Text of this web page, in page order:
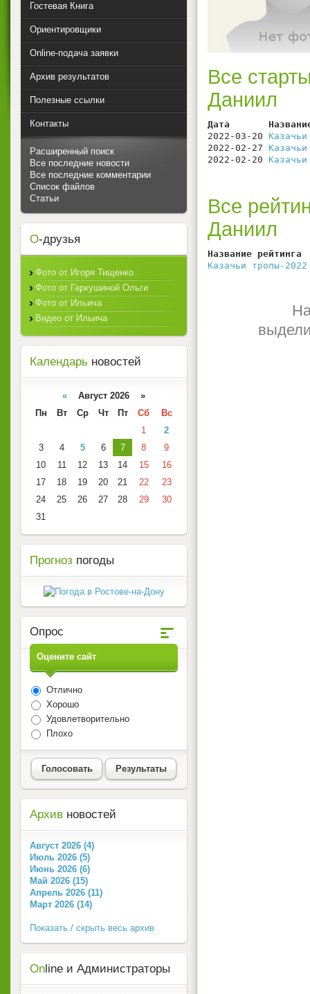
Все
Даниил
Дата
2022-03-20
2022-02-27
2022-02-20
Все
Даниил
Название
Казачьи тропы-2022
Гостевая Книга
Ориентировщики
Online-подача заявки
Архив результатов
Полезные ссылки
Контакты
Расширенный поиск
Все последние новости
Все последние комментарии
Список файлов
Статьи
О-друзья
Фото от Игоря Тищенко
Фото от Гаркушиной Ольги
Фото от Ильича
Видео от Ильича
Календарь новостей
« Август 2026 »
Пн
Вт Ср Чт Пт Сб
Вс
1
2
3
4 5 6 7 8
9
10
11 12 13 14 15
16
17
18 19 20 21 22
23
24
25 26 27 28 29
30
31
Прогноз погоды
Опрос
Оцените сайт
Отлично
Хорошо
Удовлетворительно
Плохо
Голосовать Результаты
Архив новостей
Август 2026 (4)
Июль 2026 (5)
Июнь 2026 (6)
Май 2026 (15)
Апрель 2026 (11)
Март 2026 (14)
Показать / скрыть весь архив
On line и Администраторы